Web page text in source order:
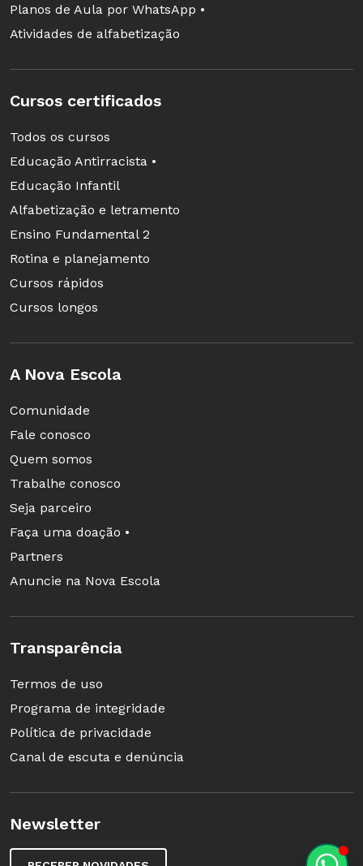
Planos de Aula por WhatsApp •
Atividades de alfabetização
Cursos certificados
Todos os cursos
Educação Antirracista •
Educação Infantil
Alfabetização e letramento
Ensino Fundamental 2
Rotina e planejamento
Cursos rápidos
Cursos longos
A Nova Escola
Comunidade
Fale conosco
Quem somos
Trabalhe conosco
Seja parceiro
Faça uma doação •
Partners
Anuncie na Nova Escola
Transparência
Termos de uso
Programa de integridade
Política de privacidade
Canal de escuta e denúncia
Newsletter